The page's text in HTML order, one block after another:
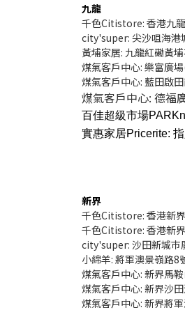
九龍
千色Citistore: 香港九
city'super: 尖沙咀海港
黃埔家居: 九龍紅磡黃
煤氣客戶中心: 樂富廣
煤氣客戶中心: 藍田啟
煤氣客戶中心: 德福
百佳超級市場
實惠家居Pricerite:
新界
千色Citistore: 香港新
千色Citistore: 香港新
city'super: 沙田新城巿
小綿羊: 將軍澳景嶺路8
煤氣客戶中心: 新界馬
煤氣客戶中心: 新界沙
煤氣客戶中心: 新界將